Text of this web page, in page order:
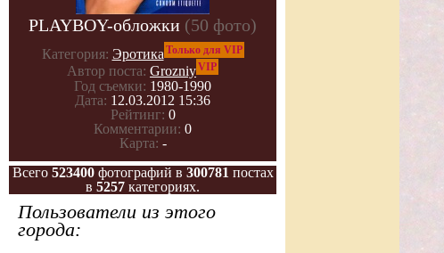
PLAYBOY-обложки (50 фото)
Категория: Эротика Только для VIP
Автор поста: GrozniyVIP
Год съемки: 1980-1990
Дата: 12.03.2012 15:36
Рейтинг: 0
Комментарии: 0
Карта: -
Всего 523400фотографий в 300781 постах
в 5257 категориях.
Пользователи из этого
города: